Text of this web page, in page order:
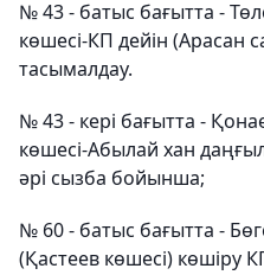
№ 43 - батыс бағытта -
көшесі-КП дейін (Арасан
тасымалдау.
№ 43 - кері бағытта -
көшесі-Абылай хан
әрі сызба бойынша;
№ 60 - батыс бағытта -
(Қастеев көшесі) көшіру